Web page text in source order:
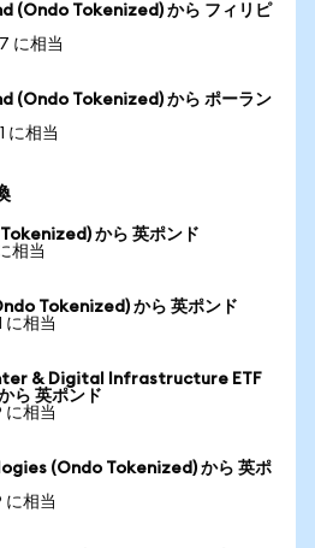
(Ondo Tokenized) から フィリピ
に相当
(Ondo Tokenized) から ポーラン
に相当
から 英ポンド
相当
Tokenized) から 英ポンド
に相当
& Digital Infrastructure ETF
ら 英ポンド
に相当
(Ondo Tokenized) から 英ポ
に相当